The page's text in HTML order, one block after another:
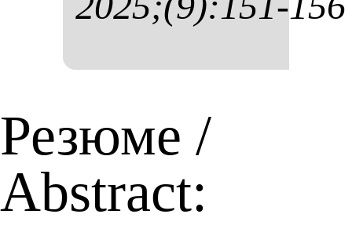
Резюме /
Abstract: